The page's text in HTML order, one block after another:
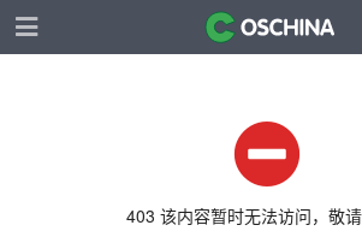
403 该内容暂时无法访问，敬请